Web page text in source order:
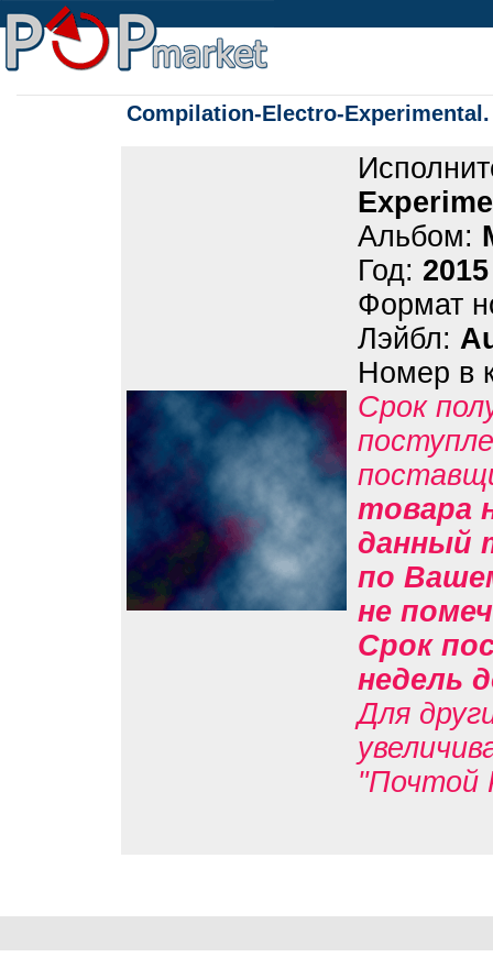
Compilation-Electro-
Альбом:
Год: 2015
Формат
Лэйбл:
Номер в
Срок
товара
данный
по
не
Срок
недель
Для
"Почтой